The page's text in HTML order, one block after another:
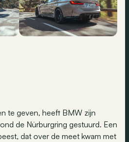
te geven, heeft BMW zijn
de Nürburgring gestuurd. Een
dat over de meet kwam met